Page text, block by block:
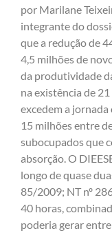
por Marilane
integrante do
que a redução de
4,5 milhões de
da produtividade
na existência de
excedem a
15 milhões entre
subocupados que
absorção. O
longo de quase
85/2009; NT nº
40 horas,
poderia gerar entre